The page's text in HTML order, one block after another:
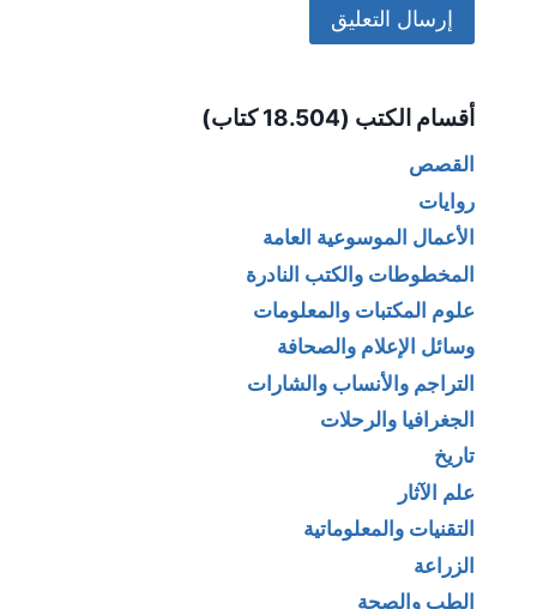
أقسام الكتب (18.504 كتاب)
القصص
روايات
الأعمال الموسوعية العامة
المخطوطات والكتب النادرة
علوم المكتبات والمعلومات
وسائل الإعلام والصحافة
التراجم والأنساب والشارات
الجغرافيا والرحلات
تاريخ
علم الآثار
التقنيات والمعلوماتية
الزراعة
الطب والصحة